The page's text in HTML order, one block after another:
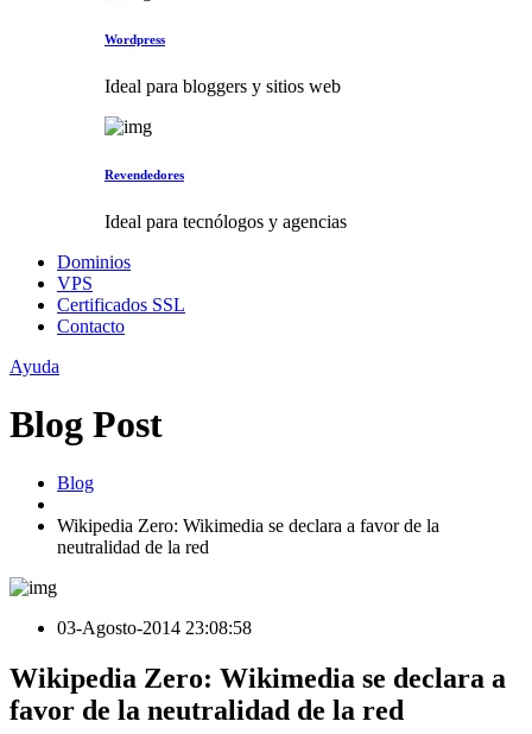
Wordpress
Ideal para bloggers y sitios web
Revendedores
Ideal para tecnólogos y agencias
Dominios
VPS
Certificados SSL
Contacto
Ayuda
Blog Post
Blog
Wikipedia Zero: Wikimedia se declara a favor de la
neutralidad de la red
03-Agosto-2014 23:08:58
Wikipedia Zero: Wikimedia se declara a
favor de la neutralidad de la red